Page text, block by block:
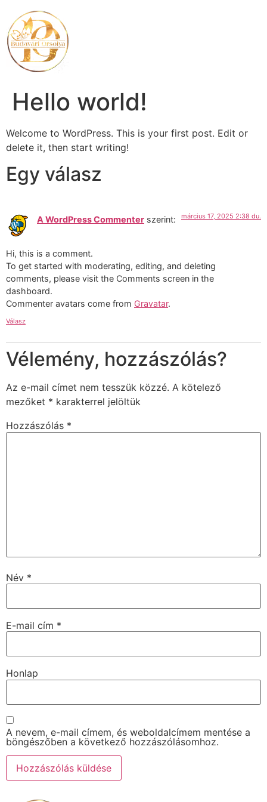
Hello world!
Welcome to WordPress. This is your first post. Edit or
delete it, then start writing!
Egy válasz
A WordPress Commenter szerint: március 17, 2025 2:38 du.
Hi, this is a comment.
To get started with moderating, editing, and deleting
comments, please visit the Comments screen in the
dashboard.
Commenter avatars come from Gravatar.
Válasz
Vélemény, hozzászólás?
Az e-mail címet nem tesszük közzé. A kötelező
mezőket * karakterrel jelöltük
Hozzászólás *
Név *
E-mail cím *
Honlap
A nevem, e-mail címem, és weboldalcímem mentése a
böngészőben a következő hozzászólásomhoz.